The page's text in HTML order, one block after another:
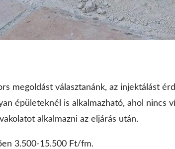
megoldást választanánk, az injektálást
épületeknél is alkalmazható, ahol nincs
alkalmazni az eljárás után.
3.500-15.500 Ft/fm.